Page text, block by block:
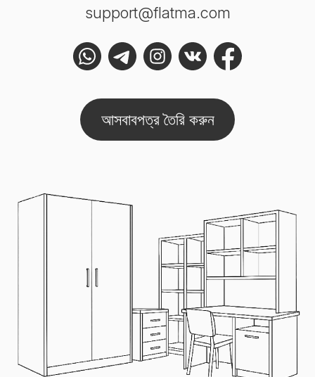
support@flatma.com
আসবাবপত্র তৈরি করুন